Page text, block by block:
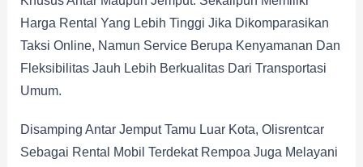
Harga Rental Yang Lebih Tinggi Jika Dikomparasikan
Taksi Online, Namun Service Berupa Kenyamanan Dan
Fleksibilitas Jauh Lebih Berkualitas Dari Transportasi
Umum.
Disamping Antar Jemput Tamu Luar Kota, Olisrentcar
Sebagai Rental Mobil Terdekat Rempoa Juga Melayani